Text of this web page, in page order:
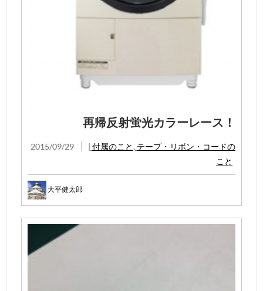
再帰反射蛍光カラーレース！
2015/09/29 | 付属のこと , テープ・リボン・コードの
こと
大平健太郎